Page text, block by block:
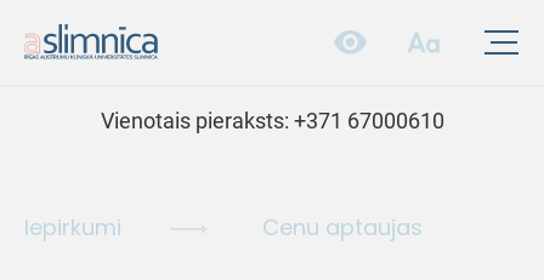
Vienotais pieraksts: +371 67000610
Iepirkumi Cenu aptaujas